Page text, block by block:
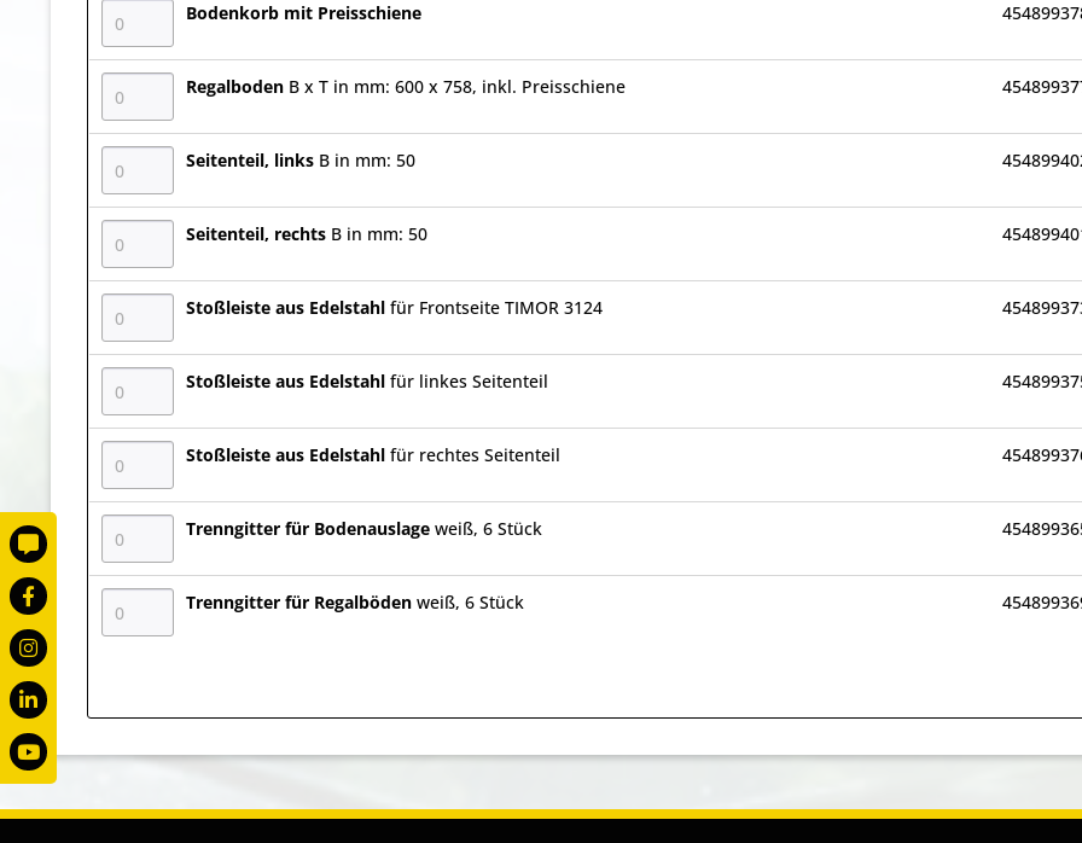
Bodenkorb mit Preisschiene
Regalboden B x T in mm: 600 x 758, inkl. Preisschiene
Seitenteil, links B in mm: 50
Seitenteil, rechts B in mm: 50
Stoßleiste aus Edelstahl für Frontseite TIMOR 3124
Stoßleiste aus Edelstahl für linkes Seitenteil
Stoßleiste aus Edelstahl für rechtes Seitenteil
Trenngitter für Bodenauslage weiß, 6 Stück
Trenngitter für Regalböden weiß, 6 Stück